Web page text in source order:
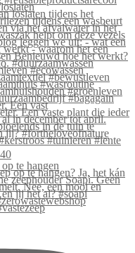
Een vast
te hangen